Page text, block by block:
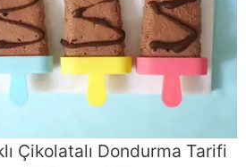
Çikolatalı Dondurma Tarifi